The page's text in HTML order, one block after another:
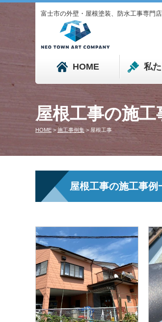
富士市の外壁・屋根塗装、防水工事専門
HOME 私
屋根工事の施
HOME > 施工事例集 > 屋根工事
屋根工事の施工事例